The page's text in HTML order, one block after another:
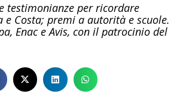
testimonianze per ricordare
e Costa; premi a autorità e scuole.
Enac e Avis, con il patrocinio del